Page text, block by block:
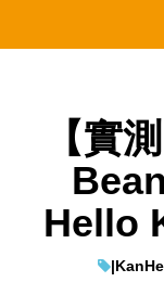
【實
Hello
|